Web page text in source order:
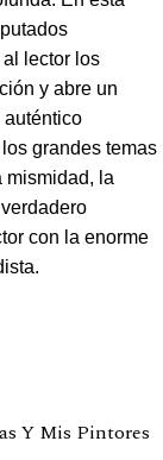
lector los
y abre un
auténtico
grandes temas
mismidad, la
con la enorme
Y Mis Pintores